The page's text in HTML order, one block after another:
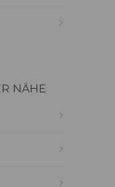
NÄHE